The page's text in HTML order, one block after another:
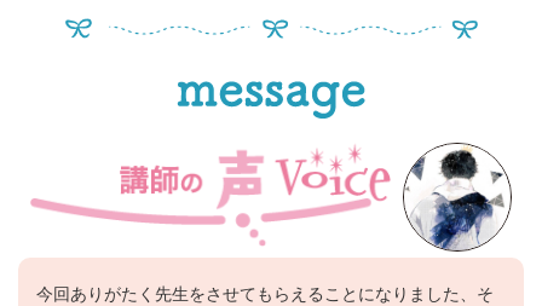
今回ありがたく先生をさせてもらえることになりました、そ